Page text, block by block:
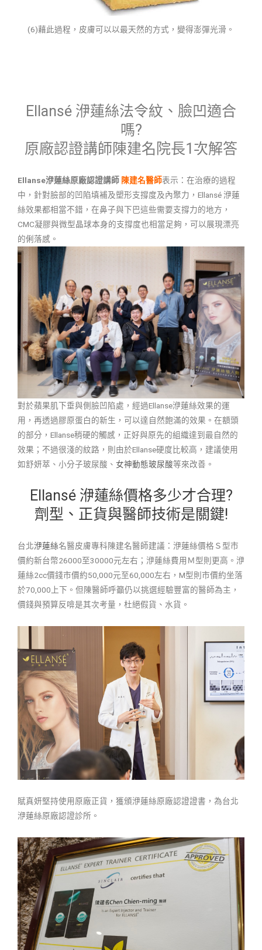
(6)藉此過程，皮膚可以以最天然的方式，變得澎彈光滑。
Ellansé 洢蓮絲法令紋、臉凹適合
嗎?
原廠認證講師陳建名院長1次解答
Ellanse洢蓮絲原廠認證講師 陳建名醫師表示：在治療的過程
中，針對臉部的凹陷填補及塑形支撐度及內聚力，Ellansé 洢蓮
絲效果都相當不錯，在鼻子與下巴這些需要支撐力的地方，
CMC凝膠與微型晶球本身的支撐度也相當足夠，可以展現漂亮
的俐落感。
對於蘋果肌下垂與側臉凹陷處，經過Ellanse洢蓮絲效果的運
用，再透過膠原蛋白的新生，可以達自然飽滿的效果。在額頭
的部分，Ellanse稍硬的觸感，正好與原先的組織達到最自然的
效果；不過很淺的紋路，則由於Ellanse硬度比較高，建議使用
如舒妍萃、小分子玻尿酸、 女神動態玻尿酸等來改善。
Ellansé 洢蓮絲價格多少才合理?
劑型、正貨與醫師技術是關鍵!
台北洢蓮絲名醫皮膚專科陳建名醫師建議：洢蓮絲價格Ｓ型市
價約新台幣26000至30000元左右；洢蓮絲費用Ｍ型則更高。 洢
蓮絲2cc價錢市價約50,000元至60,000左右，M型則市價約坐落
於70,000上下。但陳醫師呼籲仍以挑選經驗豐富的醫師為主，
價錢與預算反啽是其次考量，杜絕假貨、水貨。
賦真妍堅持使用原廠正貨，獲頒洢蓮絲原廠認證證書，為台北
洢蓮絲原廠認證診所。